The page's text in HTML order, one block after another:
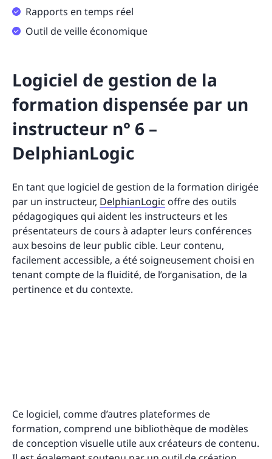
Rapports en temps réel
Outil de veille économique
Logiciel de gestion de la
formation dispensée par un
instructeur n° 6 –
DelphianLogic
En tant que logiciel de gestion de la formation dirigée
par un instructeur, DelphianLogic offre des outils
pédagogiques qui aident les instructeurs et les
présentateurs de cours à adapter leurs conférences
aux besoins de leur public cible. Leur contenu,
facilement accessible, a été soigneusement choisi en
tenant compte de la fluidité, de l’organisation, de la
pertinence et du contexte.
Ce logiciel, comme d’autres plateformes de
formation, comprend une bibliothèque de modèles
de conception visuelle utile aux créateurs de contenu.